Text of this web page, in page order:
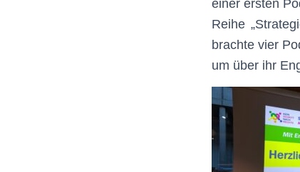
einer ersten
Reihe
brachte vier
um über ihr